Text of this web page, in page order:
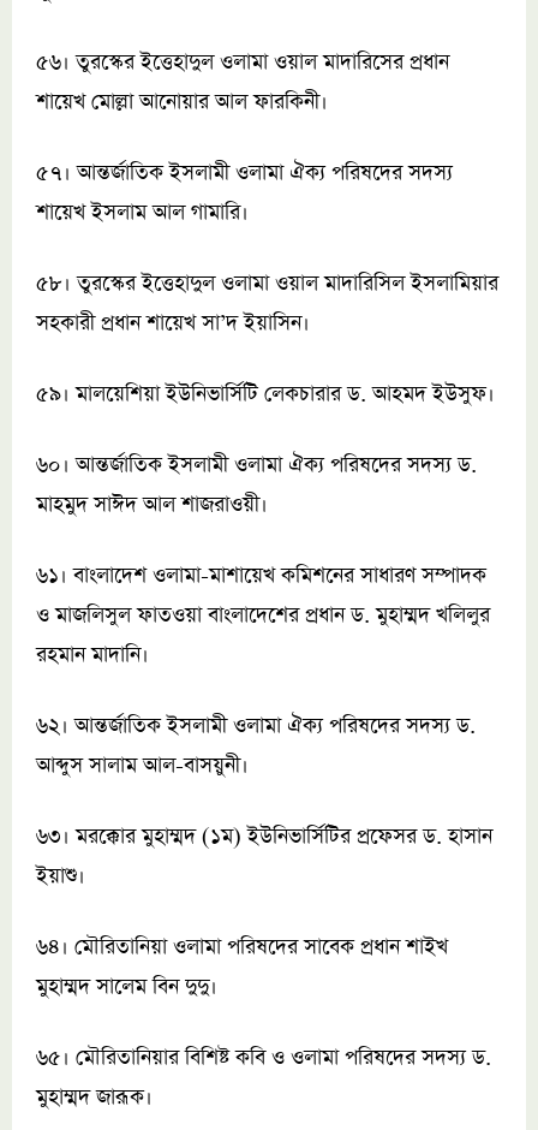
৫৬। তুরস্কের ইত্তেহাদুল ওলামা ওয়াল মাদারিসের প্রধান
শায়েখ মোল্লা আনোয়ার আল ফারকিনী।
৫৭। আন্তর্জাতিক ইসলামী ওলামা ঐক্য পরিষদের সদস্য
শায়েখ ইসলাম আল গামারি।
৫৮। তুরস্কের ইত্তেহাদুল ওলামা ওয়াল মাদারিসিল ইসলামিয়ার
সহকারী প্রধান শায়েখ সা’দ ইয়াসিন।
৫৯। মালয়েশিয়া ইউনিভার্সিটি লেকচারার ড. আহমদ ইউসুফ।
৬০। আন্তর্জাতিক ইসলামী ওলামা ঐক্য পরিষদের সদস্য ড.
মাহমুদ সাঈদ আল শাজরাওয়ী।
৬১। বাংলাদেশ ওলামা-মাশায়েখ কমিশনের সাধারণ সম্পাদক
ও মাজলিসুল ফাতওয়া বাংলাদেশের প্রধান ড. মুহাম্মদ খলিলুর
রহমান মাদানি।
৬২। আন্তর্জাতিক ইসলামী ওলামা ঐক্য পরিষদের সদস্য ড.
আব্দুস সালাম আল-বাসয়ুনী।
৬৩। মরক্কোর মুহাম্মদ (১ম) ইউনিভার্সিটির প্রফেসর ড. হাসান
ইয়াশু।
৬৪। মৌরিতানিয়া ওলামা পরিষদের সাবেক প্রধান শাইখ
মুহাম্মদ সালেম বিন দুদু।
৬৫। মৌরিতানিয়ার বিশিষ্ট কবি ও ওলামা পরিষদের সদস্য ড.
মুহাম্মদ জারূক।